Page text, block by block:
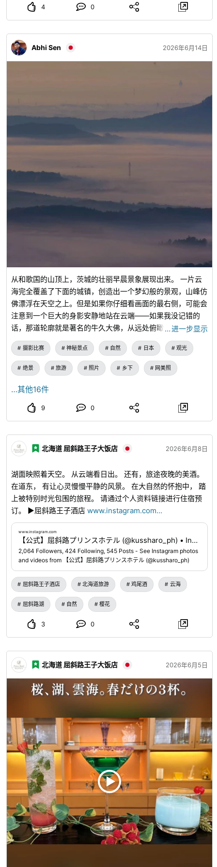
4 0
Abhi Sen 2026年6月14日
从和歌国的山顶上，茨城的壮丽早晨景象展现出来。 一片云
海完全覆盖了下面的城镇，创造出一个梦幻般的景观，山峰仿
佛漂浮在天空之上。但是如果你仔细看画面的最右侧，可能会
注意到一个巨大的身影安静地站在云端——如果我没记错的
话，那道轮廓就是著名的牛久大佛，从远处俯瞰着地平线。
这是一个隐藏的宝石。很少有人知道这个地方。看到它之后我
感到震惊。强烈推荐这个隐藏的宝石。
…进一步显示
摄影比赛 神秘景点 自然 日本 观光
绝景 旅游 照片 乡下 网美照
…其他16件
9 0
北海道 屈斜路王子大饭店 2026年6月8日
湖面映照着天空。 从云端看日出。 还有，旅途夜晚的美酒。
在道东， 有让心灵慢慢平静的风景。 在大自然的怀抱中， 踏
上被特别时光包围的旅程。 请通过个人资料链接进行住宿预
订。 ▶屈斜路王子酒店www.instagram.com...
www.instagram.com
【公式】屈斜路プリンスホテル (@kussharo_ph) • Instagram photos and videos
2,064 Followers, 424 Following, 545 Posts - See Instagram photos
and videos from 【公式】屈斜路プリンスホテル (@kussharo_ph)
屈斜路王子酒店 北海道旅游 鸡尾酒 云海
屈斜路湖 自然 樱花
3 0
北海道 屈斜路王子大饭店 2026年6月5日